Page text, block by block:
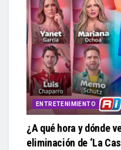
ENTRETENIMIENTO
¿A qué hora y dónde
eliminación de ‘La